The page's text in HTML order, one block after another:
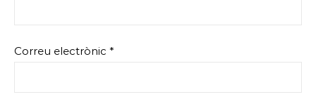
Correu electrònic *